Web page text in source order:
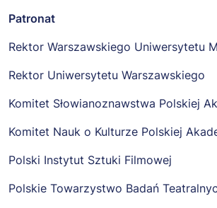
Patronat
Rektor Warszawskiego Uniwersytetu
Rektor Uniwersytetu Warszawskiego
Komitet Słowianoznawstwa Polskiej
Komitet Nauk o Kulturze Polskiej
Polski Instytut Sztuki Filmowej
Polskie Towarzystwo Badań